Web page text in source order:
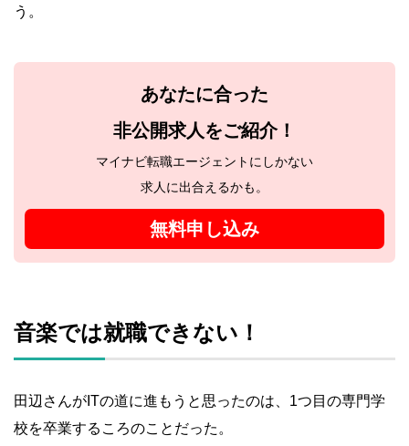
う。
あなたに合った
非公開求人をご紹介！
マイナビ転職エージェントにしかない
求人に出合えるかも。
無料申し込み
音楽では就職できない！
田辺さんがITの道に進もうと思ったのは、1つ目の専門学
校を卒業するころのことだった。